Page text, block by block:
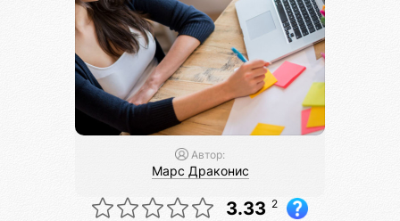
Автор:
Марс Драконис
3.33 2